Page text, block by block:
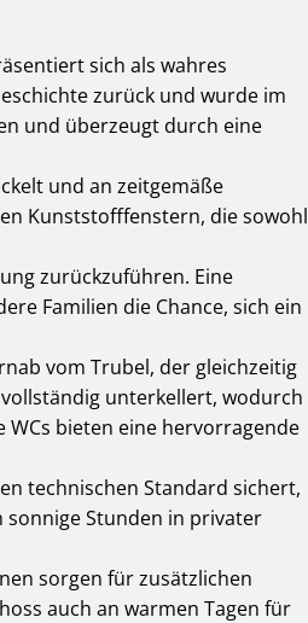
sich als wahres
zurück und wurde im
und überzeugt durch eine
und an zeitgemäße
Kunststofffenstern, die sowohl
zurückzuführen. Eine
Familien die Chance, sich ein
vom Trubel, der gleichzeitig
unterkellert, wodurch
WCs bieten eine hervorragende
technischen Standard sichert,
sonnige Stunden in privater
sorgen für zusätzlichen
auch an warmen Tagen für